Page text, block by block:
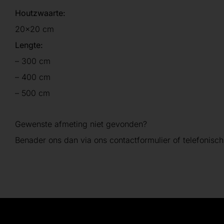
Houtzwaarte:
20×20 cm
Lengte:
– 300 cm
– 400 cm
– 500 cm
Gewenste afmeting niet gevonden?
Benader ons dan via ons contactformulier of